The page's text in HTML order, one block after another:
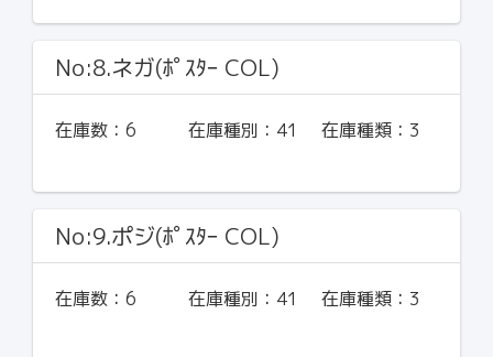
No:8.ネガ(ﾎﾟｽﾀｰ COL)
在庫数： 6 在庫種別： 41 在庫種類： 3
No:9.ポジ(ﾎﾟｽﾀｰ COL)
在庫数： 6 在庫種別： 41 在庫種類： 3